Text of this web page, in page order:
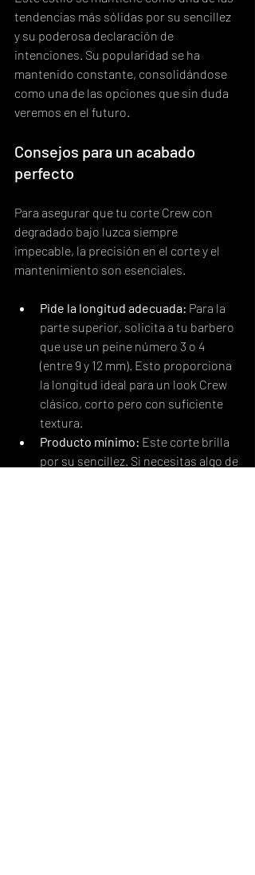
tendencias más sólidas por su sencillez
y su poderosa declaración de
intenciones. Su popularidad se ha
mantenido constante, consolidándose
como una de las opciones que sin duda
veremos en el futuro.
Consejos para un acabado
perfecto
Para asegurar que tu corte Crew con
degradado bajo luzca siempre
impecable, la precisión en el corte y el
mantenimiento son esenciales.
Pide la longitud adecuada: Para la
parte superior, solicita a tu barbero
que use un peine número 3 o 4
(entre 9 y 12 mm). Esto proporciona
la longitud ideal para un look Crew
clásico, corto pero con suficiente
textura.
Producto mínimo: Este corte brilla
por su sencillez. Si necesitas algo de